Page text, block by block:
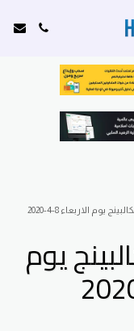
يوم الاربعاء 8-4-2020
يوم